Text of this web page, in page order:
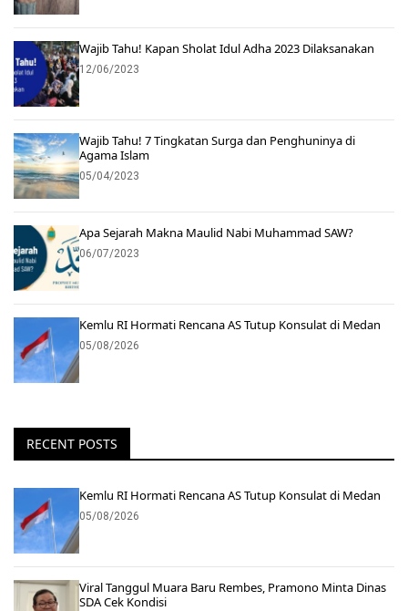
Wajib Tahu! Kapan Sholat Idul Adha 2023 Dilaksanakan
12/06/2023
Wajib Tahu! 7 Tingkatan Surga dan Penghuninya di
Agama Islam
05/04/2023
Apa Sejarah Makna Maulid Nabi Muhammad SAW?
06/07/2023
Kemlu RI Hormati Rencana AS Tutup Konsulat di Medan
05/08/2026
RECENT POSTS
Kemlu RI Hormati Rencana AS Tutup Konsulat di Medan
05/08/2026
Viral Tanggul Muara Baru Rembes, Pramono Minta Dinas
SDA Cek Kondisi